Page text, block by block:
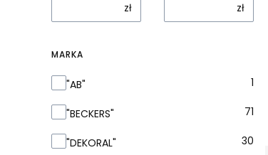
zł
zł
MARKA
Marka
"AB" 1
"BECKERS" 71
"DEKORAL" 30